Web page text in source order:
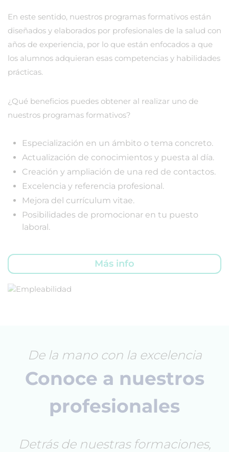
En este sentido, nuestros programas formativos están
diseñados y elaborados por profesionales de la salud con
años de experiencia, por lo que están enfocados a que
los alumnos adquieran esas competencias y habilidades
prácticas.
¿Qué beneficios puedes obtener al realizar uno de
nuestros programas formativos?
Especialización en un ámbito o tema concreto.
Actualización de conocimientos y puesta al día.
Creación y ampliación de una red de contactos.
Excelencia y referencia profesional.
Mejora del currículum vitae.
Posibilidades de promocionar en tu puesto
laboral.
Más info
De la mano con la excelencia
Conoce a nuestros
profesionales
Detrás de nuestras formaciones,